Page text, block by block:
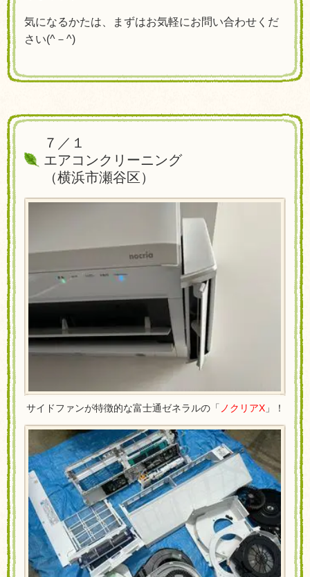
気になるかたは、まずはお気軽にお問い合わせくだ
さい(^－^)
７／１
エアコンクリーニング
（横浜市瀬谷区）
サイドファンが特徴的な富士通ゼネラルの「 ノクリアX」！